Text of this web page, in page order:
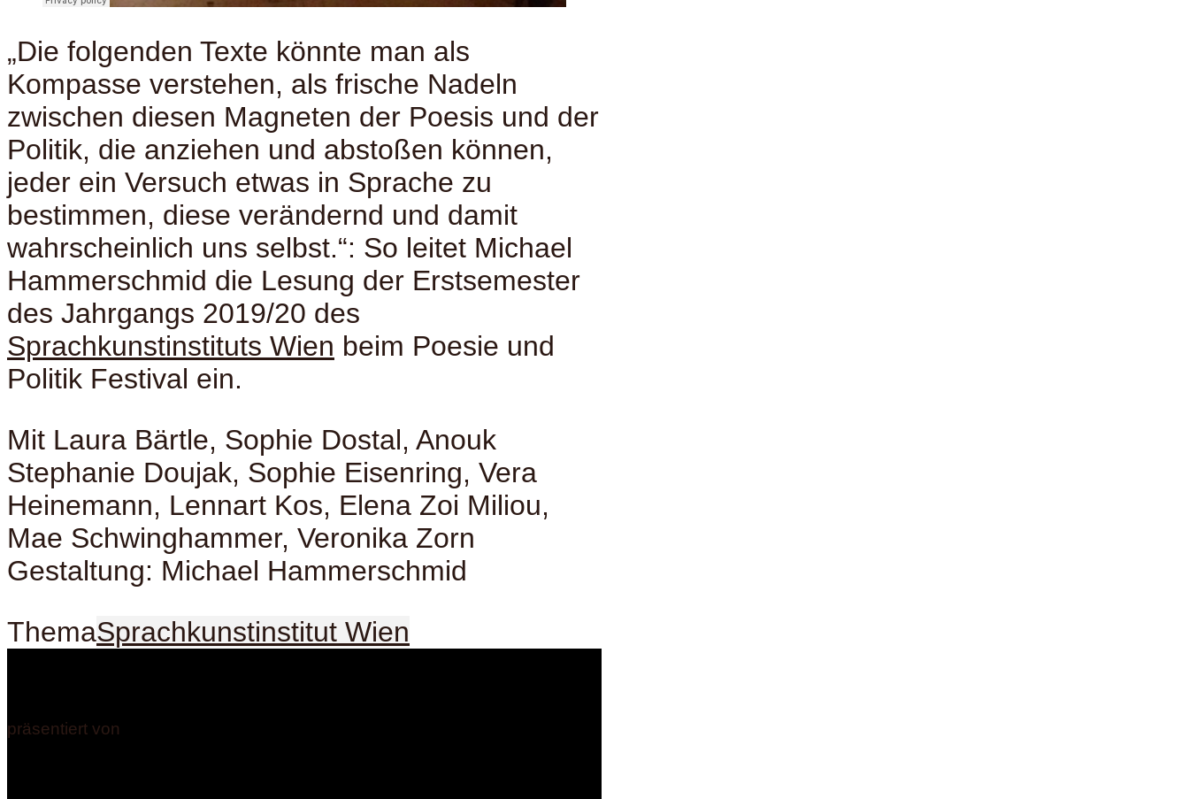
„Die folgenden Texte könnte man als
Kompasse verstehen, als frische Nadeln
zwischen diesen Magneten der Poesis und der
Politik, die anziehen und abstoßen können,
jeder ein Versuch etwas in Sprache zu
bestimmen, diese verändernd und damit
wahrscheinlich uns selbst.“: So leitet Michael
Hammerschmid die Lesung der Erstsemester
des Jahrgangs 2019/20 des
Sprachkunstinstituts Wien beim Poesie und
Politik Festival ein.
Mit Laura Bärtle, Sophie Dostal, Anouk
Stephanie Doujak, Sophie Eisenring, Vera
Heinemann, Lennart Kos, Elena Zoi Miliou,
Mae Schwinghammer, Veronika Zorn
Gestaltung: Michael Hammerschmid
ThemaSprachkunstinstitut Wien
präsentiert von